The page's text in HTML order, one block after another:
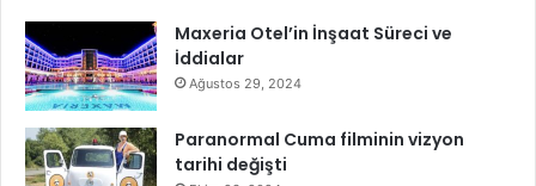
Maxeria Otel’in İnşaat Süreci ve
İddialar
Ağustos 29, 2024
Paranormal Cuma filminin vizyon
tarihi değişti